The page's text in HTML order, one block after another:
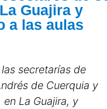
Guajira y
a las aulas
secretarías de
de Cuerquia y
La Guajira, y